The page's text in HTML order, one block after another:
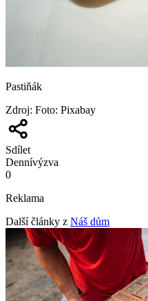
Pastiňák
Zdroj: Foto: Pixabay
Sdílet
Dennívýzva
0
Reklama
Další články z Náš dům